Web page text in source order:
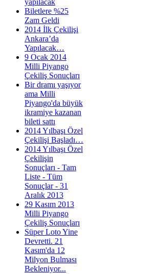
yapılacak
Biletlere %25
Zam Geldi
2014 İlk Çekilişi
Ankara’da
Yapılacak…
9 Ocak 2014
Milli Piyango
Çekiliş Sonuçları
Bir dramı yaşıyor
ama Milli
Piyango'da büyük
ikramiye kazanan
bileti sattı
2014 Yılbaşı Özel
Çekilişi Başladı…
2014 Yılbaşı Özel
Çekilişin
Sonuçları - Tam
Liste - Tüm
Sonuçlar - 31
Aralık 2013
29 Kasım 2013
Milli Piyango
Çekiliş Sonuçları
Süper Loto Yine
Devretti. 21
Kasım'da 12
Milyon Bulması
Bekleniyor...